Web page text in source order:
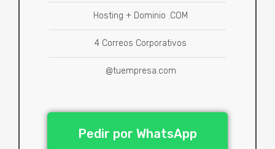
Hosting + Dominio .COM
4 Correos Corporativos
@tuempresa.com
Pedir por WhatsApp